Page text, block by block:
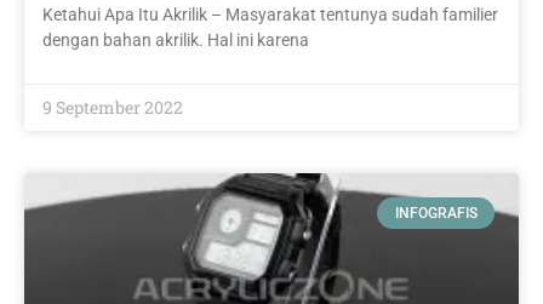
Ketahui Apa Itu Akrilik – Masyarakat tentunya sudah familier
dengan bahan akrilik. Hal ini karena
9 September 2022
INFOGRAFIS